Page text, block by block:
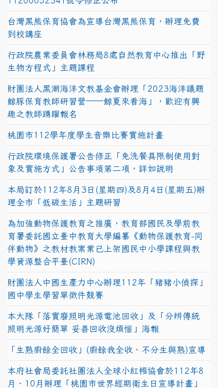
台灣黑熊保育協會為宣導台灣黑熊保育，辦理免費
到校講座
行政院農業委員會林務局8處自然教育中心推出「野
生物方程式」主題課程
財團法人黑潮海洋文教基金會辦理「2023海洋議題
鯨豚保育教師研習營──鯨夏來看海」，歡迎有興
趣之教師踴躍報名
桃園市112學年度學生音樂比賽實施計畫
行政院環境保護署公告修正「免洗餐具限制使用對
象及實施方式」公告事項第二項，詳如說明
本局訂於112年8月3日(星期四)及8月4日(星期五)辦
理全市「低碳生活」主題研習
為加強動物保護教育之推廣，教育部國民及學前教
育署委託國立臺中教育大學編纂《動物保護教育-同
伴動物》之教材教案業已上架國民中小學課程與教
學資源整合平臺(CIRN)
財團法人中國生產力中心辦理112年「豬豬小偵探」
國中學生學習單徵件競賽
本大隊「落實廢照明光源電池回收」及「分辨傳統
照明光源好簡單 妥善回收沒煩惱」海報
「生熟廚餘全回收」(廚餘我全收、不分生與熟)宣導
本府社會局委託社團法人全球小紅帽協會於112年8
月、10月辦理「桃園市世界經期衛生日宣導計畫」